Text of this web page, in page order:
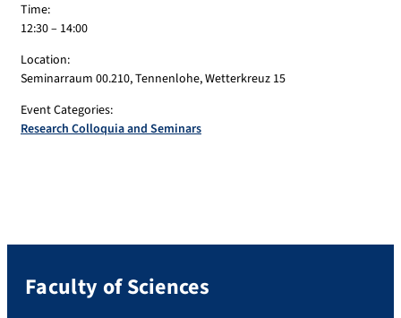
Time:
12:30 – 14:00
Location:
Seminarraum 00.210, Tennenlohe, Wetterkreuz 15
Event Categories:
Research Colloquia and Seminars
Faculty of Sciences